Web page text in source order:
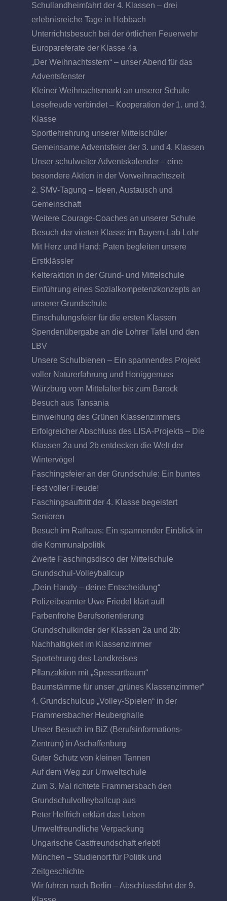
Schullandheimfahrt der 4. Klassen – drei
erlebnisreiche Tage in Hobbach
Unterrichtsbesuch bei der örtlichen Feuerwehr
Europareferate der Klasse 4a
„Der Weihnachtsstern“ – unser Abend für das
Adventsfenster
Kleiner Weihnachtsmarkt an unserer Schule
Lesefreude verbindet – Kooperation der 1. und 3.
Klasse
Sportlehrehrung unserer Mittelschüler
Gemeinsame Adventsfeier der 3. und 4. Klassen
Unser schulweiter Adventskalender – eine
besondere Aktion in der Vorweihnachtszeit
2. SMV-Tagung – Ideen, Austausch und
Gemeinschaft
Weitere Courage-Coaches an unserer Schule
Besuch der vierten Klasse im Bayern-Lab Lohr
Mit Herz und Hand: Paten begleiten unsere
Erstklässler
Kelteraktion in der Grund- und Mittelschule
Einführung eines Sozialkompetenzkonzepts an
unserer Grundschule
Einschulungsfeier für die ersten Klassen
Spendenübergabe an die Lohrer Tafel und den
LBV
Unsere Schulbienen – Ein spannendes Projekt
voller Naturerfahrung und Honiggenuss
Würzburg vom Mittelalter bis zum Barock
Besuch aus Tansania
Einweihung des Grünen Klassenzimmers
Erfolgreicher Abschluss des LISA-Projekts – Die
Klassen 2a und 2b entdecken die Welt der
Wintervögel
Faschingsfeier an der Grundschule: Ein buntes
Fest voller Freude!
Faschingsauftritt der 4. Klasse begeistert
Senioren
Besuch im Rathaus: Ein spannender Einblick in
die Kommunalpolitik
Zweite Faschingsdisco der Mittelschule
Grundschul-Volleyballcup
„Dein Handy – deine Entscheidung“
Polizeibeamter Uwe Friedel klärt auf!
Farbenfrohe Berufsorientierung
Grundschulkinder der Klassen 2a und 2b:
Nachhaltigkeit im Klassenzimmer
Sportehrung des Landkreises
Pflanzaktion mit „Spessartbaum“
Baumstämme für unser „grünes Klassenzimmer“
4. Grundschulcup „Volley-Spielen“ in der
Frammersbacher Heuberghalle
Unser Besuch im BiZ (Berufsinformations-
Zentrum) in Aschaffenburg
Guter Schutz von kleinen Tannen
Auf dem Weg zur Umweltschule
Zum 3. Mal richtete Frammersbach den
Grundschulvolleyballcup aus
Peter Helfrich erklärt das Leben
Umweltfreundliche Verpackung
Ungarische Gastfreundschaft erlebt!
München – Studienort für Politik und
Zeitgeschichte
Wir fuhren nach Berlin – Abschlussfahrt der 9.